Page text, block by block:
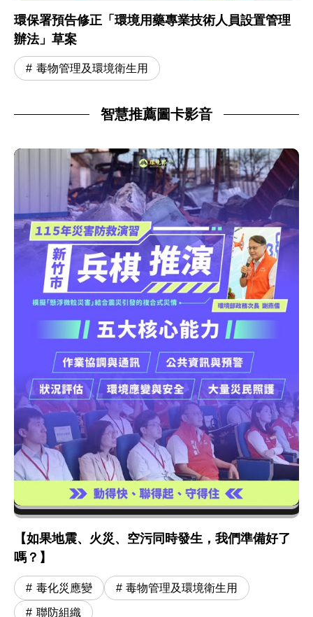
環保署預告修正「環境用藥專業技術人員設置管理
辦法」草案
毒物管理及環境衛生用
智慧推薦圖卡影音
【如果地震、火災、空污同時發生，我們準備好了
嗎？】
毒化災應變 毒物管理及環境衛生用
聯防組織